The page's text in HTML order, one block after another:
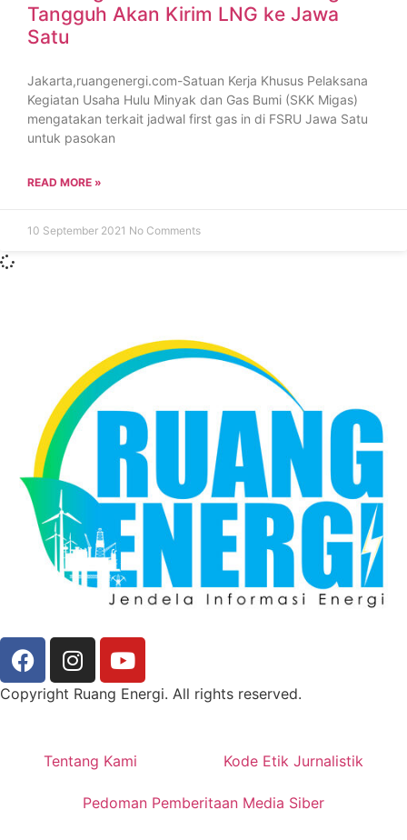
Tangguh Akan Kirim LNG ke Jawa
Satu
Jakarta,ruangenergi.com-Satuan Kerja Khusus Pelaksana
Kegiatan Usaha Hulu Minyak dan Gas Bumi (SKK Migas)
mengatakan terkait jadwal first gas in di FSRU Jawa Satu
untuk pasokan
READ MORE »
10 September 2021 No Comments
Copyright Ruang Energi. All rights reserved.
Tentang Kami Kode Etik Jurnalistik
Pedoman Pemberitaan Media Siber